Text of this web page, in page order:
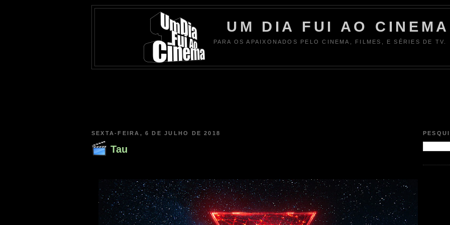
UM DIA FUI AO CINEMA
PARA OS APAIXONADOS PELO CINEMA, FILMES, E SÉRIES DE TV.
SEXTA-FEIRA, 6 DE JULHO DE 2018
Tau